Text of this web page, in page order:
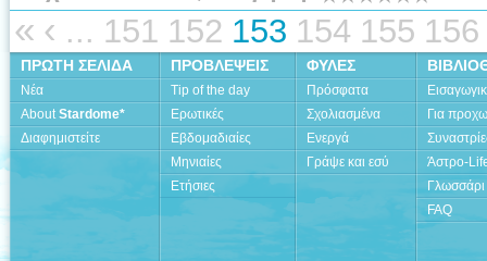
« ‹ ... 151 152 153 154 155 156
ΠΡΩΤΗ ΣΕΛΙΔΑ
Νέα
AboutStardome*
Διαφημιστείτε
ΠΡΟΒΛΕΨΕΙΣ
Tip of the day
Ερωτικές
Εβδομαδιαίες
Μηνιαίες
Ετήσιες
ΦΥΛΕΣ
Πρόσφατα
Σχολιασμένα
Ενεργά
Γράψε και εσύ
Για
Άστρο-
Γλωσσάρι
FAQ